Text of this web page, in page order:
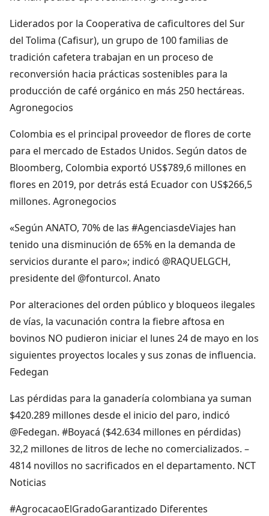
Liderados por la Cooperativa de caficultores del Sur
del Tolima (Cafisur), un grupo de 100 familias de
tradición cafetera trabajan en un proceso de
reconversión hacia prácticas sostenibles para la
producción de café orgánico en más 250 hectáreas.
Agronegocios
Colombia es el principal proveedor de flores de corte
para el mercado de Estados Unidos. Según datos de
Bloomberg, Colombia exportó US$789,6 millones en
flores en 2019, por detrás está Ecuador con US$266,5
millones. Agronegocios
«Según ANATO, 70% de las #AgenciasdeViajes han
tenido una disminución de 65% en la demanda de
servicios durante el paro»; indicó @RAQUELGCH,
presidente del @fonturcol. Anato
Por alteraciones del orden público y bloqueos ilegales
de vías, la vacunación contra la fiebre aftosa en
bovinos NO pudieron iniciar el lunes 24 de mayo en los
siguientes proyectos locales y sus zonas de influencia.
Fedegan
Las pérdidas para la ganadería colombiana ya suman
$420.289 millones desde el inicio del paro, indicó
@Fedegan. #Boyacá ($42.634 millones en pérdidas)
32,2 millones de litros de leche no comercializados. –
4814 novillos no sacrificados en el departamento. NCT
Noticias
#AgrocacaoElGradoGarantizado Diferentes